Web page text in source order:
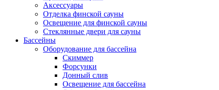
Аксессуары
Отделка финской сауны
Освещение для финской сауны
Стеклянные двери для сауны
Бассейны
Оборудование для бассейна
Скиммер
Форсунки
Донный слив
Освещение для бассейна